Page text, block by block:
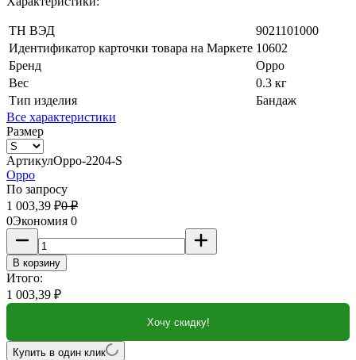
ТН ВЭД
9021101000
Идентификатор карточки товара на Маркете 10602
Бренд
Oppo
Вес
0.3 кг
Тип изделия
Бандаж
Все характеристики
Размер
АртикулOppo-2204-S
Oppo
По запросу
1 003,39 ₽0 ₽
0Экономия 0
В корзину
Итого:
1 003,39 ₽
Хочу скидку!
Купить в один клик